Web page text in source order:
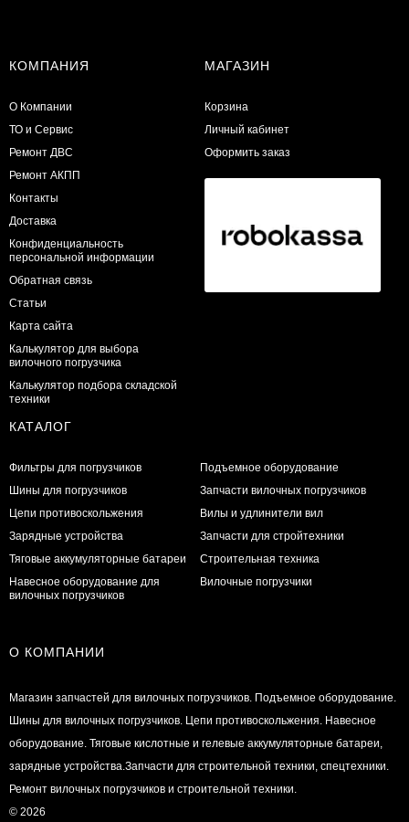
КОМПАНИЯ
О Компании
ТО и Сервис
​Ремонт ДВС
Ремонт АКПП
Контакты
Доставка
Конфиденциальность
персональной информации
Обратная связь
Статьи
Карта сайта
Калькулятор для выбора
вилочного погрузчика
Калькулятор подбора складской
техники
МАГАЗИН
Корзина
Личный кабинет
Оформить заказ
КАТАЛОГ
Фильтры для погрузчиков
Шины для погрузчиков
Цепи противоскольжения
Зарядные устройства
Тяговые аккумуляторные батареи
Навесное оборудование для
вилочных погрузчиков
Подъемное оборудование
Запчасти вилочных погрузчиков
Вилы и удлинители вил
Запчасти для стройтехники
Строительная техника
Вилочные погрузчики
О КОМПАНИИ
Магазин запчастей для вилочных погрузчиков. Подъемное оборудование.
Шины для вилочных погрузчиков. Цепи противоскольжения. Навесное
оборудование. Тяговые кислотные и гелевые аккумуляторные батареи,
зарядные устройства.Запчасти для строительной техники, спецтехники.
Ремонт вилочных погрузчиков и строительной техники.
© 2026